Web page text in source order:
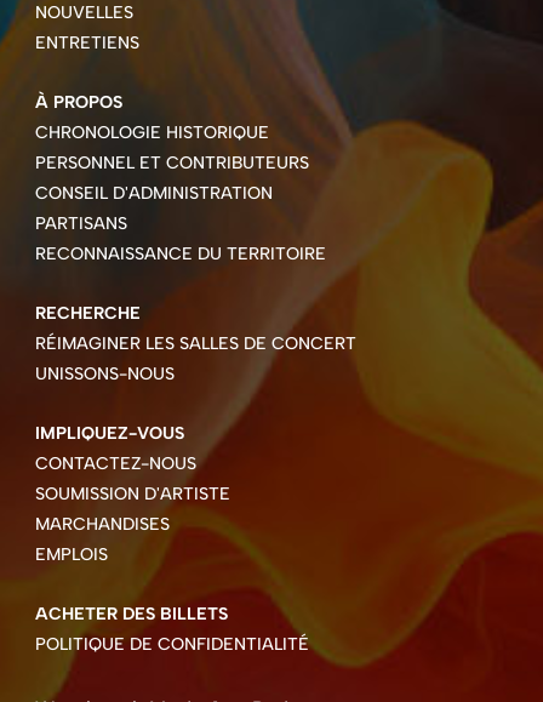
NOUVELLES
ENTRETIENS
À PROPOS
CHRONOLOGIE HISTORIQUE
PERSONNEL ET CONTRIBUTEURS
CONSEIL D'ADMINISTRATION
PARTISANS
RECONNAISSANCE DU TERRITOIRE
RECHERCHE
RÉIMAGINER LES SALLES DE CONCERT
UNISSONS-NOUS
IMPLIQUEZ-VOUS
CONTACTEZ-NOUS
SOUMISSION D'ARTISTE
MARCHANDISES
EMPLOIS
ACHETER DES BILLETS
POLITIQUE DE CONFIDENTIALITÉ